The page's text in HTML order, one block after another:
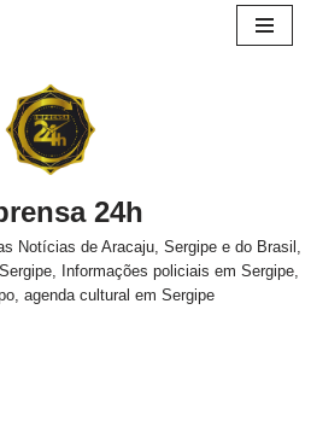
24h
Notícias de Aracaju, Sergipe e do Brasil,
Informações policiais em Sergipe,
agenda cultural em Sergipe